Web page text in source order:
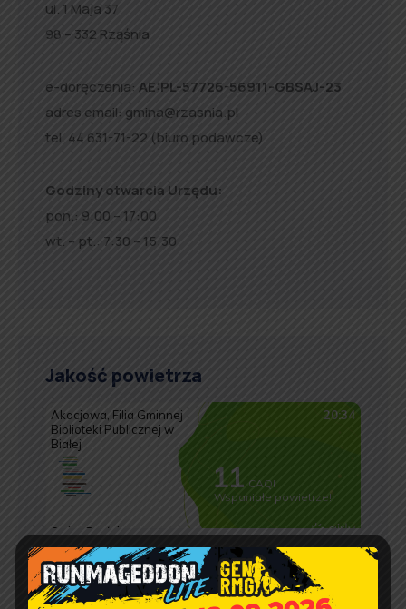
ul. 1 Maja 37
98 – 332 Rząśnia
e-doręczenia: AE:PL-57726-56911-GBSAJ-23
adres email: gmina@rzasnia.pl
tel. 44 631-71-22 (biuro podawcze)
Godziny otwarcia Urzędu:
pon.: 9:00 – 17:00
wt. – pt.: 7:30 – 15:30
Jakość powietrza